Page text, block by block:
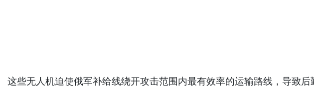
这些无人机迫使俄军补给线绕开攻击范围内最有效率的运输路线，导致